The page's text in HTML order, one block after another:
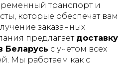
транспорт и
которые обеспечат вам
заказанных
предлагает доставку
Беларусь с учетом всех
Мы работаем как с